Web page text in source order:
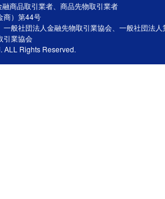
商品取引業者、商品先物取引業者
商）第44号
般社団法人金融先物取引業協会、一般社団法
引業協会
ALL Rights Reserved.